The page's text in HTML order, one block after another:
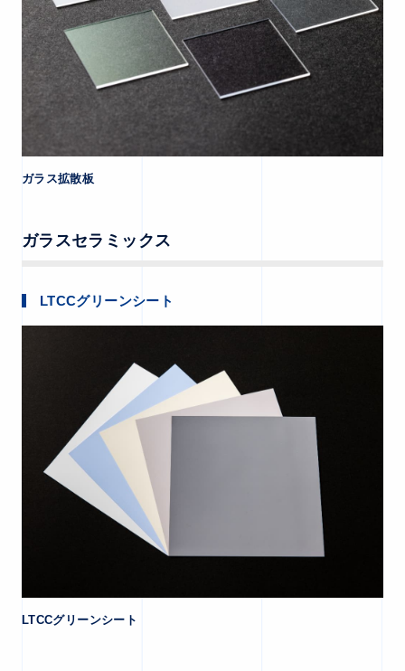
ガラス拡散板
ガラスセラミックス
LTCCグリーンシート
LTCCグリーンシート